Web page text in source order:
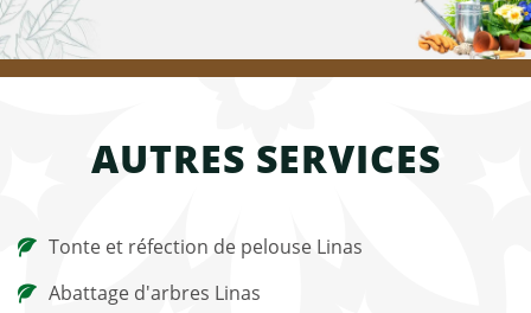
AUTRES SERVICES
Tonte et réfection de pelouse Linas
Abattage d'arbres Linas